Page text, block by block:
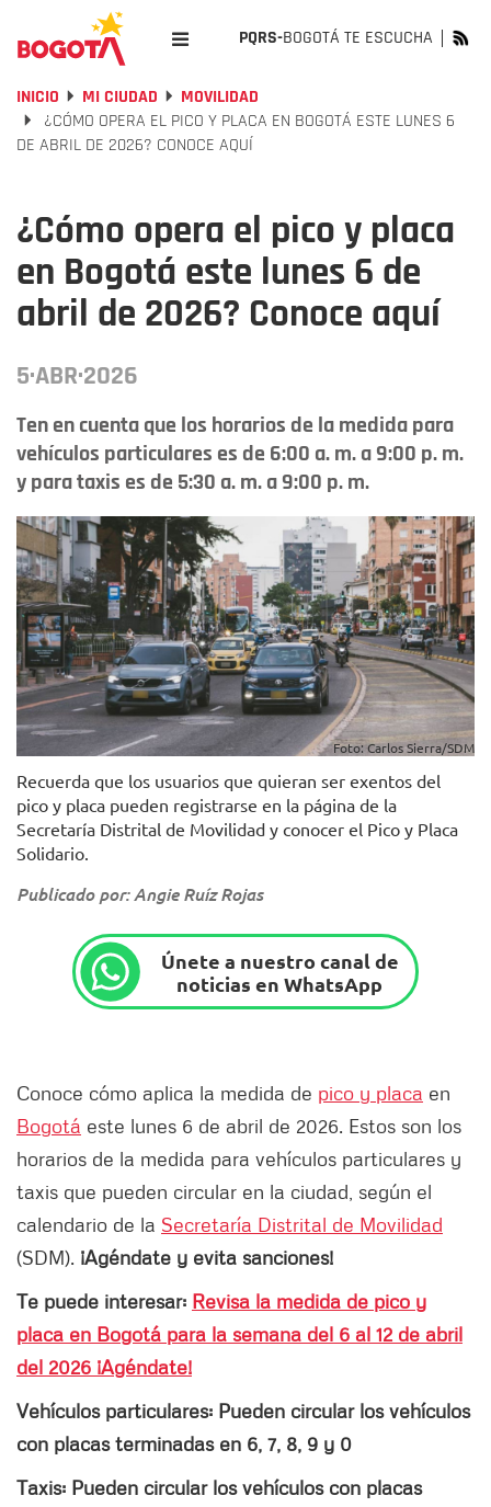
PQRS-BOGOTÁ TE ESCUCHA
INICIO MI CIUDAD
MOVILIDAD
¿CÓMO OPERA EL PICO Y PLACA EN BOGOTÁ ESTE LUNES 6
DE ABRIL DE 2026? CONOCE AQUÍ
¿Cómo opera el pico y placa
en Bogotá este lunes 6 de
abril de 2026? Conoce aquí
5·ABR·2026
Ten en cuenta que los horarios de la medida para
vehículos particulares es de 6:00 a. m. a 9:00 p. m.
y para taxis es de 5:30 a. m. a 9:00 p. m.
Foto: Carlos Sierra/SDM
Recuerda que los usuarios que quieran ser exentos del
pico y placa pueden registrarse en la página de la
Secretaría Distrital de Movilidad y conocer el Pico y Placa
Solidario.
Publicado por: Angie Ruíz Rojas
Únete a nuestro canal de
noticias en WhatsApp
Conoce cómo aplica la medida de pico y placa en
Bogotá este lunes 6 de abril de 2026. Estos son los
horarios de la medida para vehículos particulares y
taxis que pueden circular en la ciudad, según el
calendario de la Secretaría Distrital de Movilidad
(SDM). ¡Agéndate y evita sanciones!
Te puede interesar: Revisa la medida de pico y
placa en Bogotá para la semana del 6 al 12 de abril
del 2026 ¡Agéndate!
Vehículos particulares: Pueden circular los vehículos
con placas terminadas en 6, 7, 8, 9 y 0
Taxis: Pueden circular los vehículos con placas